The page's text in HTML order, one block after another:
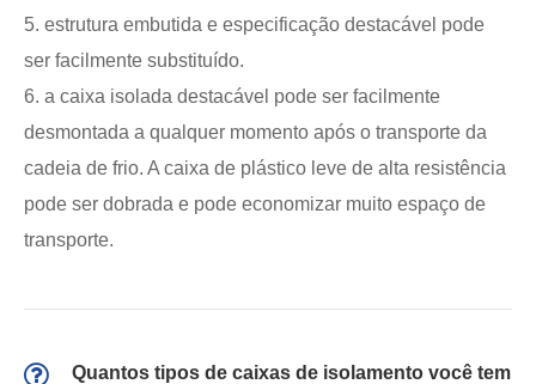
5. estrutura embutida e especificação destacável pode
ser facilmente substituído.
6. a caixa isolada destacável pode ser facilmente
desmontada a qualquer momento após o transporte da
cadeia de frio. A caixa de plástico leve de alta resistência
pode ser dobrada e pode economizar muito espaço de
transporte.
Quantos tipos de caixas de isolamento você tem